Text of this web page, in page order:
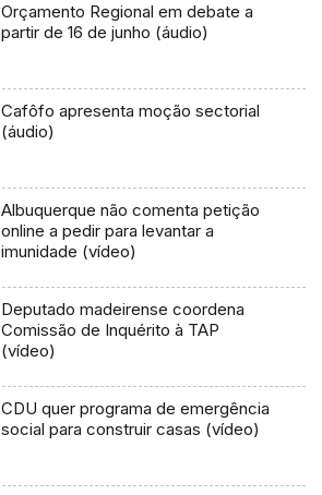
Orçamento Regional em debate a
partir de 16 de junho (áudio)
Cafôfo apresenta moção sectorial
(áudio)
Albuquerque não comenta petição
online a pedir para levantar a
imunidade (vídeo)
Deputado madeirense coordena
Comissão de Inquérito à TAP
(vídeo)
CDU quer programa de emergência
social para construir casas (vídeo)